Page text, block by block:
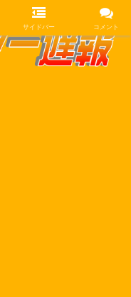
サイドバー コメント